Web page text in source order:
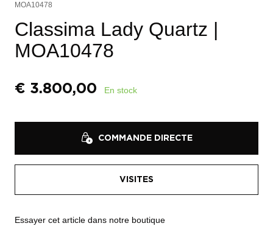
MOA10478
Classima Lady Quartz |
MOA10478
€ 3.800,00 En stock
COMMANDE DIRECTE
VISITES
Essayer cet article dans notre boutique